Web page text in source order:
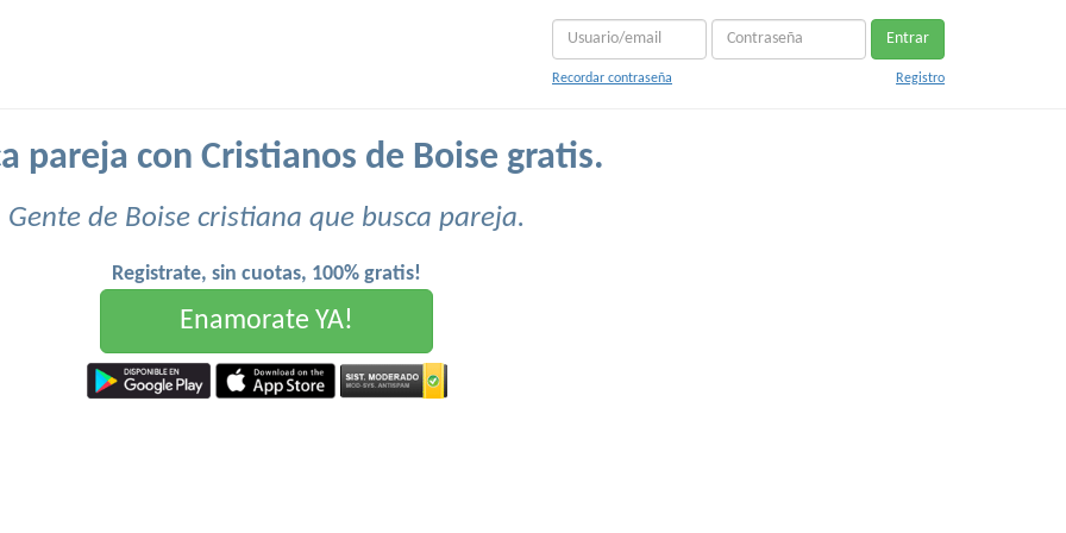
Entrar
Recordar contraseña Registro
pareja con Cristianos de Boise gratis.
Gente de Boise cristiana que busca pareja.
Registrate, sin cuotas, 100% gratis!
Enamorate YA!